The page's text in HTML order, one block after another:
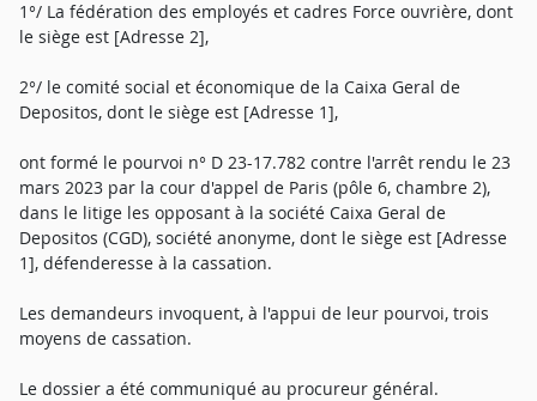
1°/ La fédération des employés et cadres Force ouvrière, dont
le siège est [Adresse 2],
2°/ le comité social et économique de la Caixa Geral de
Depositos, dont le siège est [Adresse 1],
ont formé le pourvoi n° D 23-17.782 contre l'arrêt rendu le 23
mars 2023 par la cour d'appel de Paris (pôle 6, chambre 2),
dans le litige les opposant à la société Caixa Geral de
Depositos (CGD), société anonyme, dont le siège est [Adresse
1], défenderesse à la cassation.
Les demandeurs invoquent, à l'appui de leur pourvoi, trois
moyens de cassation.
Le dossier a été communiqué au procureur général.